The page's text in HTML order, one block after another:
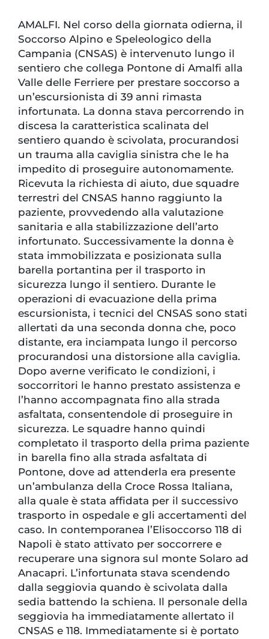
AMALFI. Nel corso della giornata odierna, il
Soccorso Alpino e Speleologico della
Campania (CNSAS) è intervenuto lungo il
sentiero che collega Pontone di Amalfi alla
Valle delle Ferriere per prestare soccorso a
un’escursionista di 39 anni rimasta
infortunata. La donna stava percorrendo in
discesa la caratteristica scalinata del
sentiero quando è scivolata, procurandosi
un trauma alla caviglia sinistra che le ha
impedito di proseguire autonomamente.
Ricevuta la richiesta di aiuto, due squadre
terrestri del CNSAS hanno raggiunto la
paziente, provvedendo alla valutazione
sanitaria e alla stabilizzazione dell’arto
infortunato. Successivamente la donna è
stata immobilizzata e posizionata sulla
barella portantina per il trasporto in
sicurezza lungo il sentiero. Durante le
operazioni di evacuazione della prima
escursionista, i tecnici del CNSAS sono stati
allertati da una seconda donna che, poco
distante, era inciampata lungo il percorso
procurandosi una distorsione alla caviglia.
Dopo averne verificato le condizioni, i
soccorritori le hanno prestato assistenza e
l’hanno accompagnata fino alla strada
asfaltata, consentendole di proseguire in
sicurezza. Le squadre hanno quindi
completato il trasporto della prima paziente
in barella fino alla strada asfaltata di
Pontone, dove ad attenderla era presente
un’ambulanza della Croce Rossa Italiana,
alla quale è stata affidata per il successivo
trasporto in ospedale e gli accertamenti del
caso. In contemporanea l’Elisoccorso 118 di
Napoli è stato attivato per soccorrere e
recuperare una signora sul monte Solaro ad
Anacapri. L’infortunata stava scendendo
dalla seggiovia quando è scivolata dalla
sedia battendo la schiena. Il personale della
seggiovia ha immediatamente allertato il
CNSAS e 118. Immediatamente si è portato